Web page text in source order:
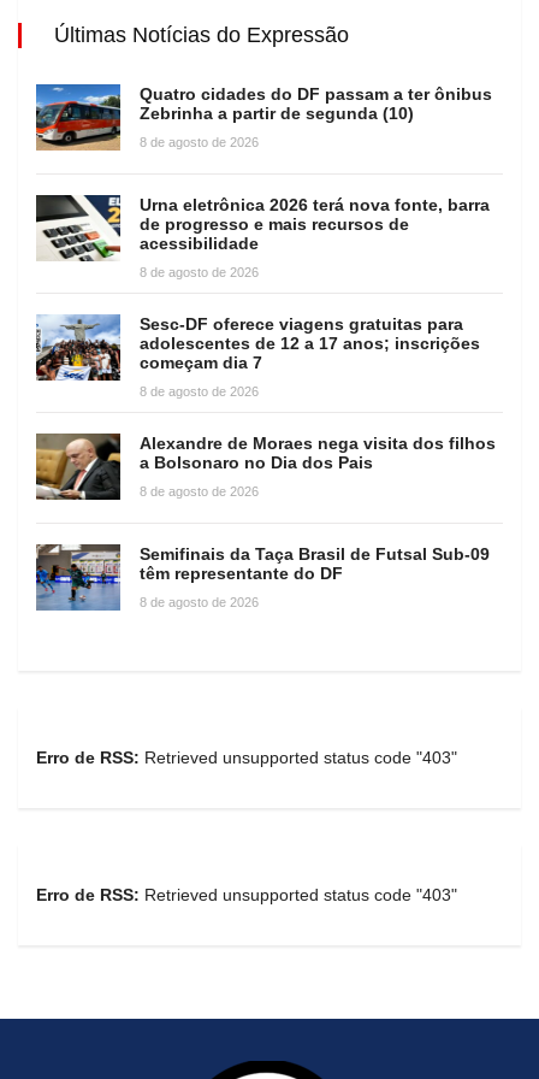
Últimas Notícias do Expressão
Quatro cidades do DF passam a ter ônibus
Zebrinha a partir de segunda (10)
8 de agosto de 2026
Urna eletrônica 2026 terá nova fonte, barra
de progresso e mais recursos de
acessibilidade
8 de agosto de 2026
Sesc-DF oferece viagens gratuitas para
adolescentes de 12 a 17 anos; inscrições
começam dia 7
8 de agosto de 2026
Alexandre de Moraes nega visita dos filhos
a Bolsonaro no Dia dos Pais
8 de agosto de 2026
Semifinais da Taça Brasil de Futsal Sub-09
têm representante do DF
8 de agosto de 2026
Erro de RSS: Retrieved unsupported status code "403"
Erro de RSS: Retrieved unsupported status code "403"